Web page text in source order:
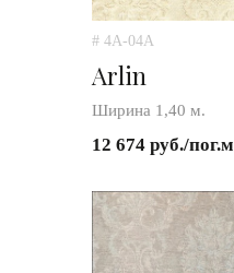
# 4A-04A
Arlin
Ширина 1,40 м.
12 674 руб./пог.м